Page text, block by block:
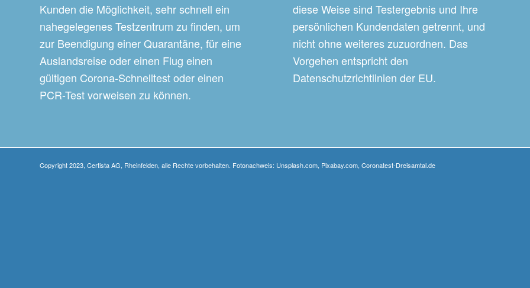
Kunden die Möglichkeit, sehr schnell ein
nahegelegenes Testzentrum zu finden, um
zur Beendigung einer Quarantäne, für eine
Auslandsreise oder einen Flug einen
gültigen Corona-Schnelltest oder einen
PCR-Test vorweisen zu können.
diese Weise sind Testergebnis und Ihre
persönlichen Kundendaten getrennt, und
nicht ohne weiteres zuzuordnen. Das
Vorgehen entspricht den
Datenschutzrichtlinien der EU.
Copyright 2023, Certista AG, Rheinfelden, alle Rechte vorbehalten. Fotonachweis: Unsplash.com, Pixabay.com, Coronatest-Dreisamtal.de